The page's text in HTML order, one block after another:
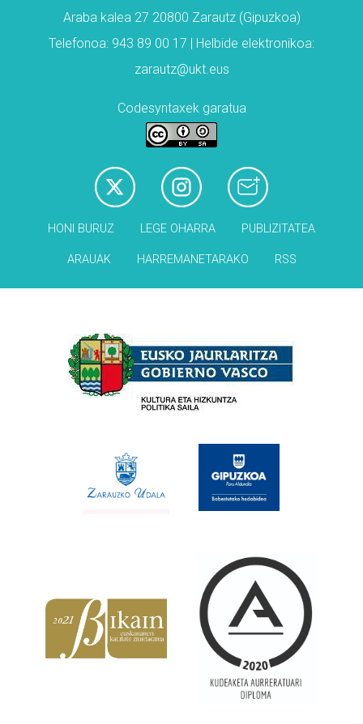
Araba kalea 27 20800 Zarautz (Gipuzkoa)
Telefonoa: 943 89 00 17 | Helbide elektronikoa:
zarautz@ukt.eus
Codesyntaxek garatua
HONI BURUZ LEGE OHARRA PUBLIZITATEA
ARAUAK HARREMANETARAKO RSS